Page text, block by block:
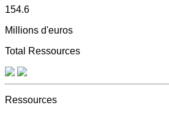
154.6
Millions d'euros
Total Ressources
Ressources